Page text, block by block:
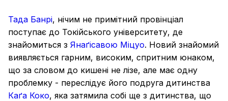
Тада Банрі, нічим не примітний провінціал
поступає до Токійського університету, де
знайомиться з Янаґісавою Міцуо. Новий знайомий
виявляється гарним, високим, спритним юнаком,
що за словом до кишені не лізе, але має одну
проблемку - переслідує його подруга дитинства
Каґа Коко, яка затямила собі ще з дитинства, що